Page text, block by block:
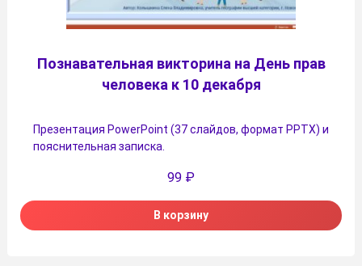
Познавательная викторина на День прав
человека к 10 декабря
Презентация PowerPoint (37 слайдов, формат PPTX) и
пояснительная записка.
99 ₽
В корзину